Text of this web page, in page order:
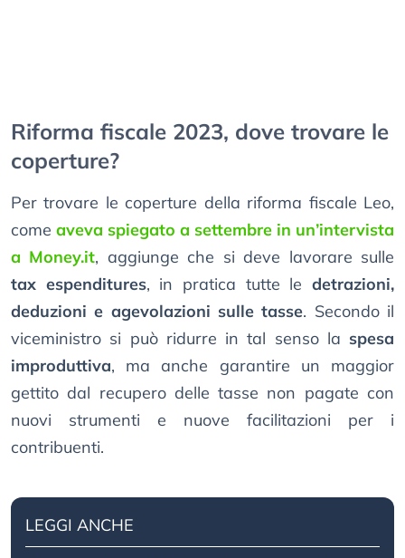
Riforma fiscale 2023, dove trovare le
coperture?
Per trovare le coperture della riforma fiscale Leo,
come aveva spiegato a settembre in un’intervista
a Money.it, aggiunge che si deve lavorare sulle
tax espenditures, in pratica tutte ledetrazioni,
deduzioni e agevolazioni sulle tasse. Secondo il
viceministro si può ridurre in tal senso la spesa
improduttiva, ma anche garantire un maggior
gettito dal recupero delle tasse non pagate con
nuovi strumenti e nuove facilitazioni per i
contribuenti.
LEGGI ANCHE